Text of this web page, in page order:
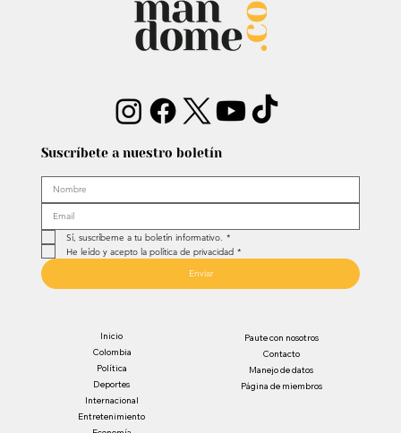
Suscríbete a nuestro boletín
Sí, suscríbeme a tu boletín informativo. *
He leído y acepto la política de privacidad *
Enviar
Inicio
Colombia
Política
Deportes
Internacional
Entretenimiento
Paute con nosotros
Contacto
Manejo de datos
Página de miembros